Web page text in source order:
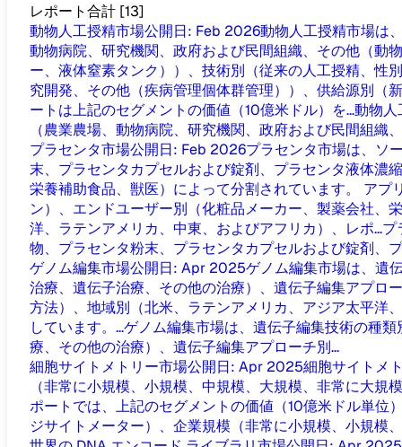
レポート合計 [13]
動物人工授精市場公開日: Feb 2026動物人工授精市場は
動物病院、研究機関、政府および民間組織、その他（動
ー、液体窒素タンク））、技術別（従来の人工授精、性
究開発、その他（疾病管理個体群管理））、供給源別（
ートは上記のセグメントの価値（10億米ドル）を...動物人
（農業農場、動物病院、研究機関、政府および民間組織
プラセンタ市場公開日: Feb 2026プラセンタ市場は、ソ
末、プラセンタカプセルおよび錠剤、プラセンタ液体濃
栄養補助食品、獣医）によって分割されています。 ア
ン）、エンドユーザー別（化粧品メーカー、製薬会社、
洋、ラテンアメリカ、中東、およびアフリカ）、レポ...プ
物、プラセンタ粉末、プラセンタカプセルおよび錠剤、
ゲノム編集市場公開日: Apr 2025ゲノム編集市場は、遺
治療、遺伝子治療、その他の治療）、遺伝子編集アプロ
方法）、地域別（北米、ラテンアメリカ、アジア太平洋
しています。...ゲノム編集市場は、遺伝子編集技術の種
療、その他の治療）、遺伝子編集アプローチ別...
細胞サイトメトリー市場公開日: Apr 2025細胞サイトメ
（非常に小規模、小規模、中規模、大規模、非常に大
ポートでは、上記のセグメントの価値（10億米ドル単位
ジサイトメーター）、企業規模（非常に小規模、小規模